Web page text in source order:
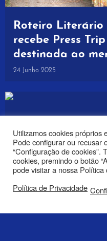
Roteiro Literário
recebe Press
destinada ao
24 Junho 2025
Utilizamos cookies próprios
Pode configurar ou recusar
“Configuração de cookies”.
cookies, premindo o botão
pode visitar a nossa Política
Política de Privacidade